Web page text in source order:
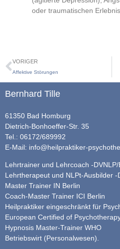
oder traumatischen
VORIGER
Affektive Störungen
Bernhard Tille
61350 Bad Homburg
Dietrich-Bonhoeffer-Str. 35
Tel.: 06172/689992
E-Mail: info@heilpraktiker-
Lehrtrainer und Lehrcoach -DVNLP/
Lehrtherapeut und NLPt-Ausbilder -
Master Trainer IN Berlin
Coach-Master Trainer ICI Berlin
Heilpraktiker eingeschränkt für
European Certified of
Hypnosis Master-Trainer WHO
Betriebswirt (Personalwesen).